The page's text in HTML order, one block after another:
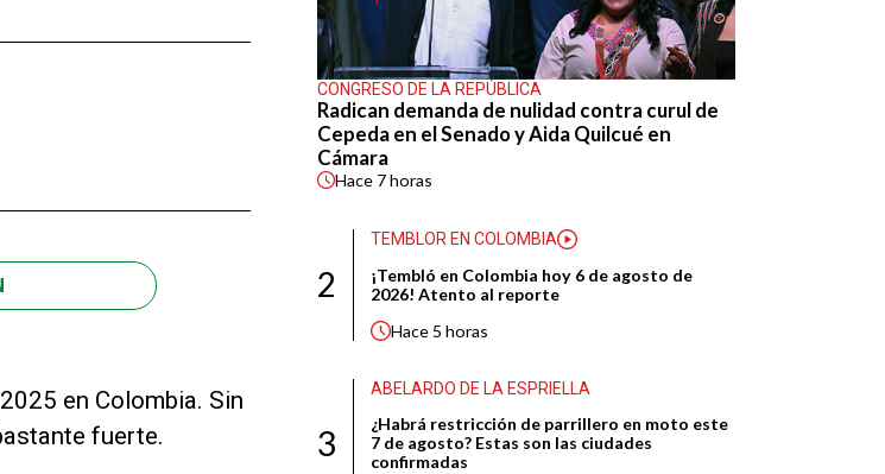
en Colombia. Sin
fuerte.
CONGRESO DE LA REPÚBLICA
Radican demanda de nulidad contra curul de
Cepeda en el Senado y Aida Quilcué en
Cámara
Hace 7 horas
2
TEMBLOR EN COLOMBIA
¡Tembló en Colombia hoy 6 de agosto de
2026! Atento al reporte
Hace 5 horas
3
ABELARDO DE LA ESPRIELLA
¿Habrá restricción de parrillero en moto este
7 de agosto? Estas son las ciudades
confirmadas